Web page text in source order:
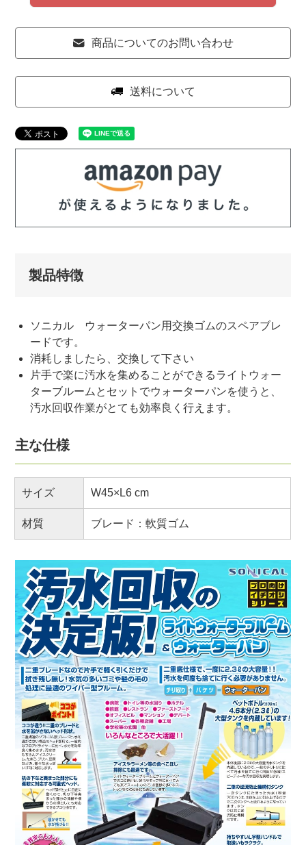
商品についてのお問い合わせ
送料について
製品特徴
ソニカル ウォーターパン用交換ゴムのスペアブレ
ードです。
消耗しましたら、交換して下さい
片手で楽に汚水を集めることができるライトウォー
ターブルームとセットでウォーターパンを使うと、
汚水回収作業がとても効率良く行えます。
主な仕様
サイズ W45×L6 cm
材質 ブレード：軟質ゴム